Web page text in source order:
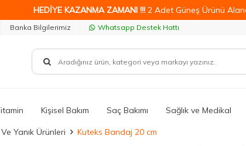
HEDİYE KAZANMA ZAMANI !!! 2 Adet Güneş Ürünü
Banka Bilgilerimiz Whatsapp Destek Hattı
Kişisel Bakım Saç Bakımı Sağlık ve Medikal
Yanık Ürünleri Kuteks Bandaj 20 cm